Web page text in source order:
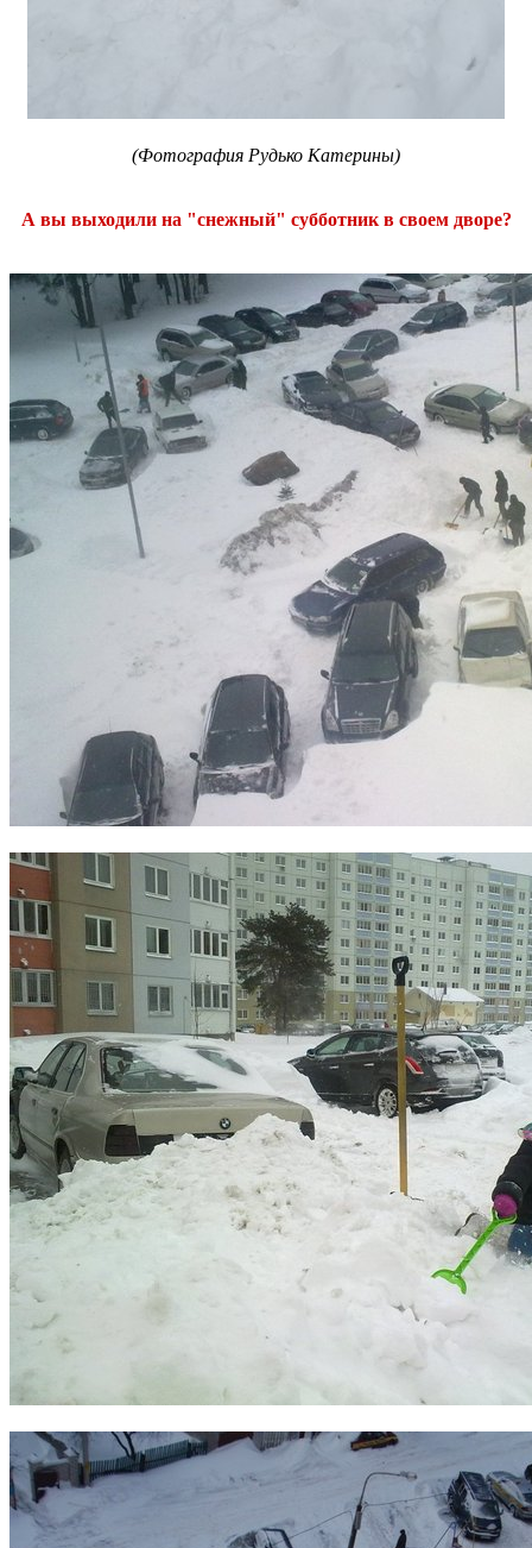
(Фотография Рудько Катерины)
А вы выходили на "снежный" субботник в своем дворе?